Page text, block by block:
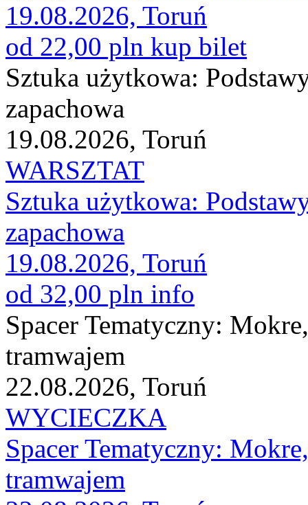
19.08.2026, Toruń
od 22,00 pln kup bilet
Sztuka użytkowa:
zapachowa
19.08.2026, Toruń
WARSZTAT
Sztuka użytkowa:
zapachowa
19.08.2026, Toruń
od 32,00 pln info
Spacer Tematyczny:
tramwajem
22.08.2026, Toruń
WYCIECZKA
Spacer Tematyczny:
tramwajem